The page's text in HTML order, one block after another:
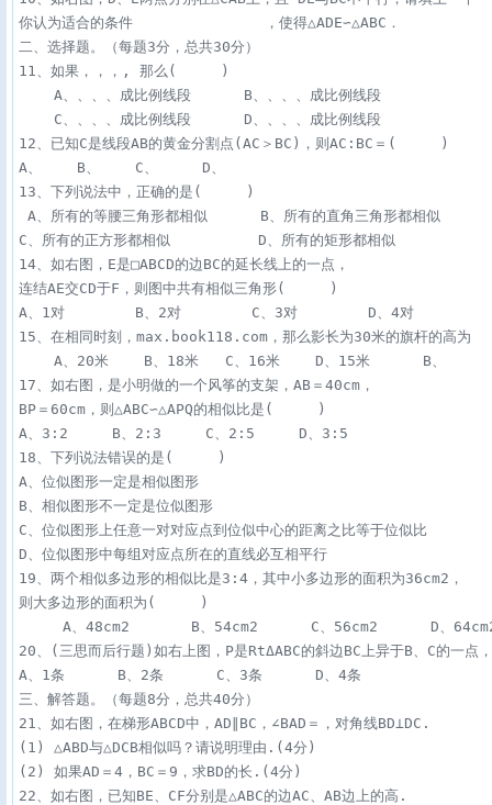
你认为适合的条件               ，使得△ADE∽△ABC．
二、选择题。（每题3分，总共30分）
11、如果，，，, 那么(     )
    A、、、、成比例线段      B、、、、成比例线段
    C、、、、成比例线段      D、、、、成比例线段
12、已知C是线段AB的黄金分割点(AC＞BC)，则AC∶BC＝(     )
A、    B、    C、     D、
13、下列说法中，正确的是(     )
A、所有的等腰三角形都相似      B、所有的直角三角形都相似
C、所有的正方形都相似          D、所有的矩形都相似
14、如右图，E是□ABCD的边BC的延长线上的一点，
连结AE交CD于F，则图中共有相似三角形(     )
A、1对        B、2对        C、3对        D、4对
15、在相同时刻，max.book118.com，那么影长为30米的旗杆的高为
A、20米    B、18米   C、16米    D、15米      B、
17、如右图，是小明做的一个风筝的支架，AB＝40cm，
BP＝60cm，则△ABC∽△APQ的相似比是(     )
A、3∶2     B、2∶3     C、2∶5     D、3∶5
18、下列说法错误的是(     )
A、位似图形一定是相似图形
B、相似图形不一定是位似图形
C、位似图形上任意一对对应点到位似中心的距离之比等于位似比
D、位似图形中每组对应点所在的直线必互相平行
19、两个相似多边形的相似比是3∶4，其中小多边形的面积为36cm2，
则大多边形的面积为(     )
A、48cm2       B、54cm2      C、56cm2      D、
20、(三思而后行题)如右上图，P是RtΔABC的斜边BC上异于B、C的一
A、1条      B、2条      C、3条      D、4条
三、解答题。（每题8分，总共40分）
21、如右图，在梯形ABCD中，AD∥BC，∠BAD＝，对角线BD⊥DC.
(1) △ABD与△DCB相似吗？请说明理由.(4分)
(2) 如果AD＝4，BC＝9，求BD的长.(4分)
22、如右图，已知BE、CF分别是△ABC的边AC、AB边上的高.